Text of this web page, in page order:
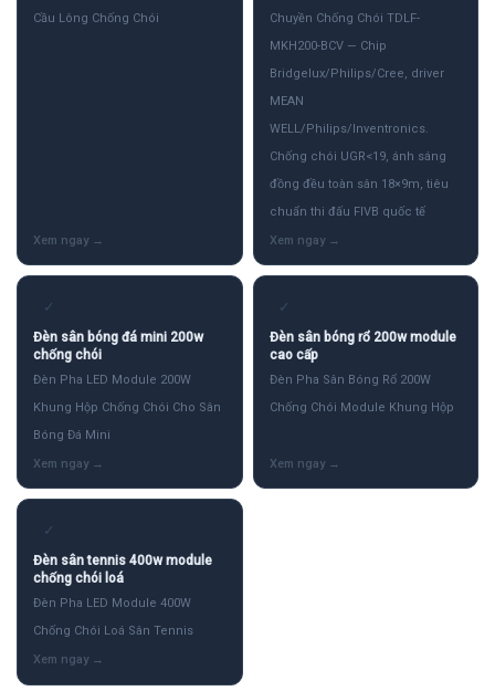
Cầu Lông Chống Chói
Chuyền Chống Chói TDLF-
MKH200-BCV — Chip
Bridgelux/Philips/Cree, driver
MEAN
WELL/Philips/Inventronics.
Chống chói UGR<19, ánh sáng
đồng đều toàn sân 18×9m, tiêu
chuẩn thi đấu FIVB quốc tế
✓
Đèn sân bóng đá mini 200w
chống chói
Đèn Pha LED Module 200W
Khung Hộp Chống Chói Cho Sân
Bóng Đá Mini
✓
Đèn sân bóng rổ 200w module
cao cấp
Đèn Pha Sân Bóng Rổ 200W
Chống Chói Module Khung Hộp
✓
Đèn sân tennis 400w module
chống chói loá
Đèn Pha LED Module 400W
Chống Chói Loá Sân Tennis